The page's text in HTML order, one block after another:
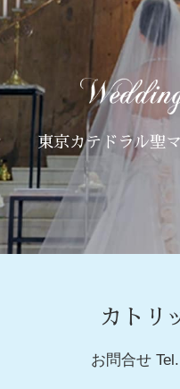
東京カテドラル聖
カトリ
お問合せ Tel.